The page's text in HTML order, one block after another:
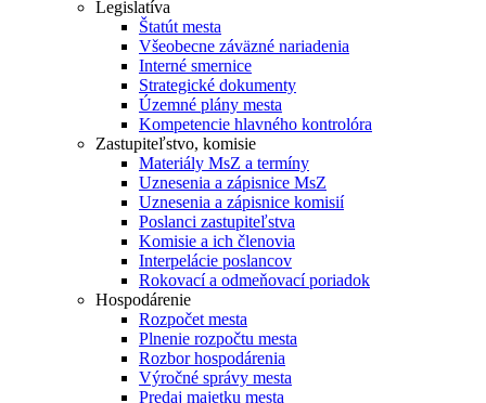
Legislatíva
Štatút mesta
Všeobecne záväzné nariadenia
Interné smernice
Strategické dokumenty
Územné plány mesta
Kompetencie hlavného kontrolóra
Zastupiteľstvo, komisie
Materiály MsZ a termíny
Uznesenia a zápisnice MsZ
Uznesenia a zápisnice komisií
Poslanci zastupiteľstva
Komisie a ich členovia
Interpelácie poslancov
Rokovací a odmeňovací poriadok
Hospodárenie
Rozpočet mesta
Plnenie rozpočtu mesta
Rozbor hospodárenia
Výročné správy mesta
Predaj majetku mesta